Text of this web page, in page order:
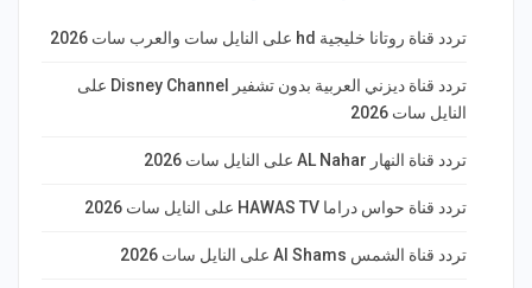
تردد قناة روتانا خليجية hd على النايل سات والعرب سات 2026
تردد قناة ديزني العربية بدون تشفير Disney Channel على
النايل سات 2026
تردد قناة النهار AL Nahar على النايل سات 2026
تردد قناة حواس دراما HAWAS TV على النايل سات 2026
تردد قناة الشمس Al Shams على النايل سات 2026